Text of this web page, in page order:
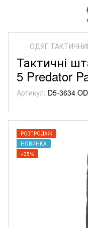
ОДЯГ
Тактичні
5 Predator
Артикул: D5-3634 OD
РОЗПРОДАЖ
НОВИНКА
−35%